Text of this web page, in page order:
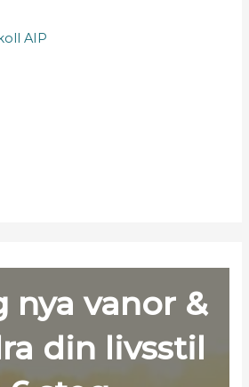
AIP
nya vanor &
din livsstil